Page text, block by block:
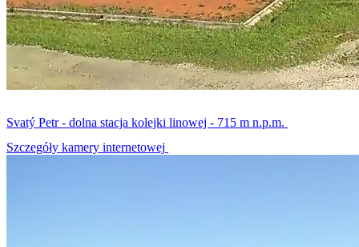
Svatý Petr - dolna stacja kolejki linowej - 715 m n.p.m.
Szczegóły kamery internetowej